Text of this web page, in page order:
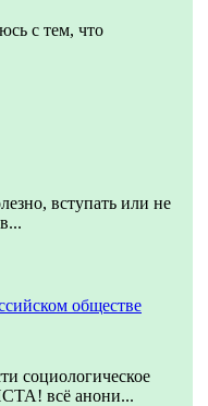
с тем, что
вступать или не
обществе
социологическое
всё анони...